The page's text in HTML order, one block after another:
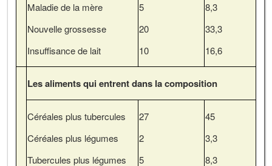
Maladie de la mère
Nouvelle grossesse
Insuffisance de lait
5
20
10
8,3
33,3
16,6
Les aliments qui entrent dans la composition
Céréales plus tubercules
Céréales plus légumes
Tubercules plus légumes
27
2
5
45
3,3
8,3